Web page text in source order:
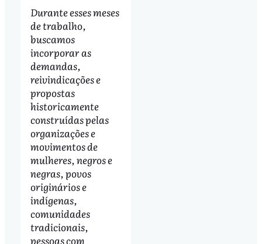
Durante esses meses
de trabalho,
buscamos
incorporar as
demandas,
reivindicações e
propostas
historicamente
construídas pelas
organizações e
movimentos de
mulheres, negros e
negras, povos
originários e
indígenas,
comunidades
tradicionais,
pessoas com